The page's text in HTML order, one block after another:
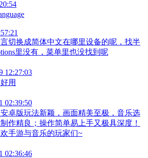
切换成简体中文在哪里设备的呢，找半
里没有，菜单里也没找到呢
12:27:03
用
02:39:50
卓版玩法新颖，画面精美至极，音乐选
作精良；操作简单易上手又极具深度！
手游与音乐的玩家们~
02:36:46